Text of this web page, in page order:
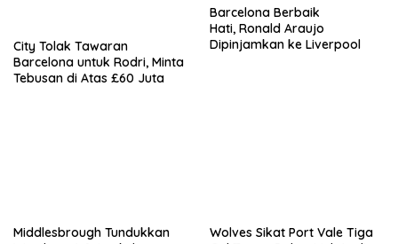
City Tolak Tawaran
Barcelona untuk Rodri, Minta
Tebusan di Atas £60 Juta
Barcelona Berbaik
Hati, Ronald Araujo
Dipinjamkan ke Liverpool
Middlesbrough Tundukkan
Wolves Sikat Port Vale Tiga